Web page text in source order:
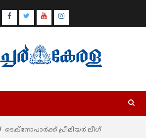
Facebook
TwitterYoutubeInstagram
ടെക്നോപാര്‍ക്ക് പ്രീമിയര്‍ ലീഗ്